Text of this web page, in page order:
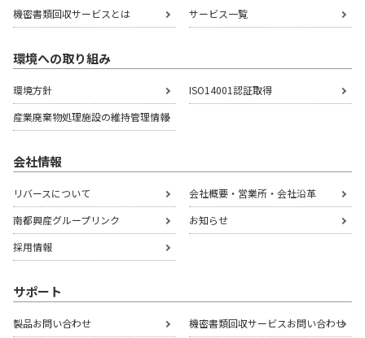
機密書類回収サービスとは サービス一覧
環境への取り組み
環境方針
ISO14001認証取得
産業廃棄物処理施設の維持管理情報
会社情報
リバースについて
会社概要・営業所・会社沿革
南都興産グループリンク
お知らせ
採用情報
サポート
製品お問い合わせ
機密書類回収サービスお問い合わせ